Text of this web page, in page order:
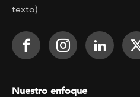
texto)
Footer Social
Face ItFace It
Footer menu
Nuestro enfoque